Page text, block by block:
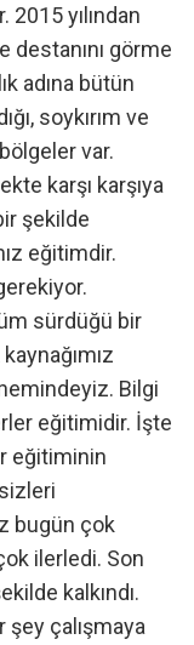
2015 yılından
destanını görme
adına bütün
soykırım ve
var.
karşı karşıya
şekilde
eğitimdir.
sürdüğü bir
Bilgi
eğitimidir. İşte
eğitiminin
bugün çok
ilerledi. Son
kalkındı.
şey çalışmaya